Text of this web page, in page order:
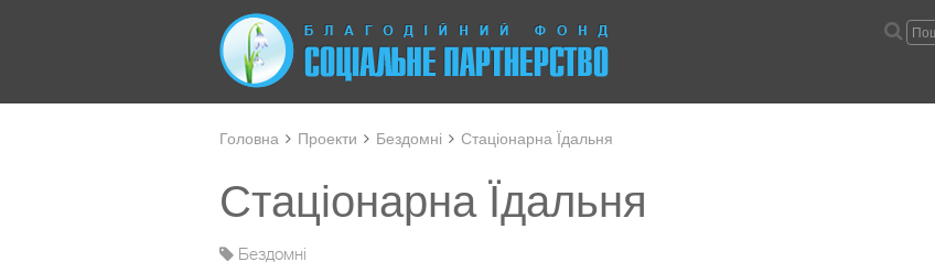
Головна Проекти Бездомні Стаціонарна Їдальня
Стаціонарна Їдальня
Бездомні